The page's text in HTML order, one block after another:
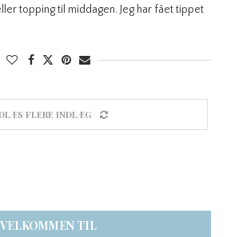
topping til middagen. Jeg har fået tippet
FLERE INDLÆG
VELKOMMEN TIL